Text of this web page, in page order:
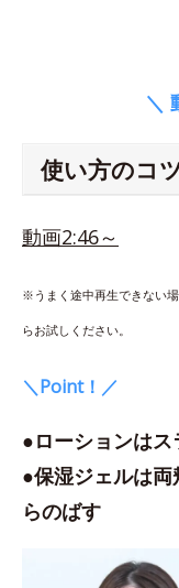
＼
使い方のコ
動画2:46～
※うまく途中再生できない
らお試しください。
＼Point！／
●ローションは
●保湿ジェルは
らのばす